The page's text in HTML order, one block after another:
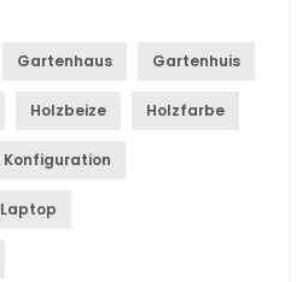
Gartenhaus Gartenhuis
Holzbeize Holzfarbe
Konfiguration
Laptop